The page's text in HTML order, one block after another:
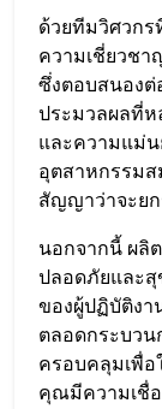
ด้วยทีมวิศวก
ความเชี่ยวช
ซึ่งตอบสนอง
ประมวลผลที่
และความแม่
อุตสาหกรรมส
สัญญาว่าจะย
นอกจากนี้ ผลิ
ปลอดภัยและ
ของผู้ปฏิบัติง
ตลอดกระบวน
ครอบคลุมเพื่
คุณมีความเชื่